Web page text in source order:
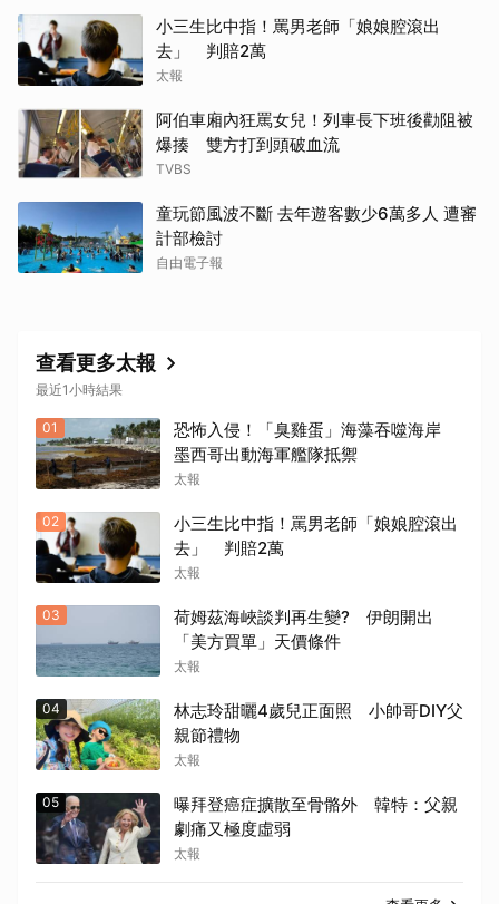
小三生比中指！罵男老師「娘娘腔滾出
去」 判賠2萬
太報
阿伯車廂內狂罵女兒！列車長下班後勸阻被
爆揍 雙方打到頭破血流
TVBS
童玩節風波不斷 去年遊客數少6萬多人 遭審
計部檢討
自由電子報
查看更多太報
最近1小時結果
01
恐怖入侵！「臭雞蛋」海藻吞噬海岸
墨西哥出動海軍艦隊抵禦
太報
02
小三生比中指！罵男老師「娘娘腔滾出
去」 判賠2萬
太報
03
荷姆茲海峽談判再生變? 伊朗開出
「美方買單」天價條件
太報
04
林志玲甜曬4歲兒正面照 小帥哥DIY父
親節禮物
太報
05
曝拜登癌症擴散至骨骼外 韓特：父親
劇痛又極度虛弱
太報